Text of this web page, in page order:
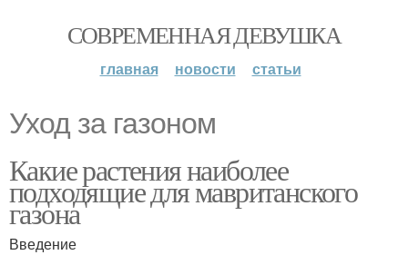
СОВРЕМЕННАЯ ДЕВУШКА
главная новости статьи
Уход за газоном
Какие растения наиболее
подходящие для мавританского
газона
Введение